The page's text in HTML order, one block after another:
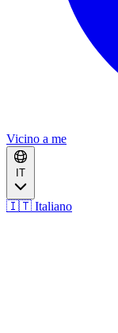
Vicino a me
IT
🇮🇹 Italiano